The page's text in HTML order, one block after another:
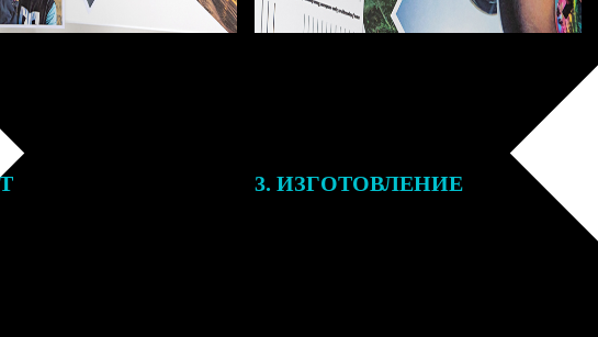
заказа к печати
могут связаться с Вами
телефону или email для
3. ИЗГОТОВЛЕНИЕ